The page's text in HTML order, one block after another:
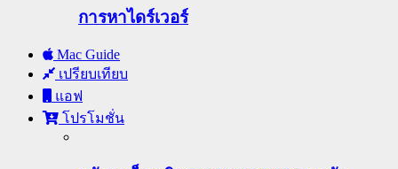
การหาไดร์เวอร์
Mac Guide
เปรียบเทียบ
แอฟ
โปรโมชั่น